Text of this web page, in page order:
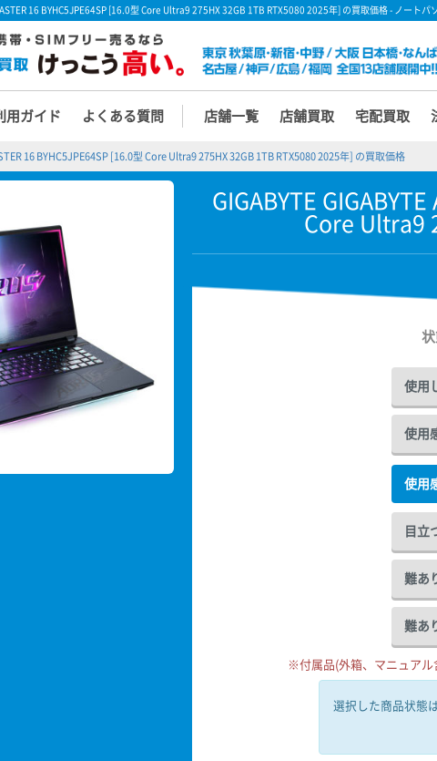
16 BYHC5JPE64SP [16.0型 Core Ultra9 275HX 32GB 1TB RTX5080 2025年] の買取価格 - ノートパ
用ガイド よくある質問 店舗一覧 店舗買取 宅配買取
16 BYHC5JPE64SP [16.0型 Core Ultra9 275HX 32GB 1TB RTX5080 2025年] の買取価格
GIGABYTE
Core Ultra9
使用
使用
使用
目立
難あ
難あ
※付属品(外箱、マニュアル
選択した商品状態